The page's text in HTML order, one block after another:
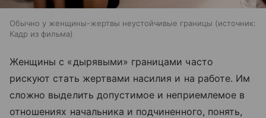
Обычно у женщины-жертвы неустойчивые границы
источник:
Кадр из фильма
Женщины с «дырявыми» границами часто
рискуют стать жертвами насилия и на работе. Им
сложно выделить допустимое и неприемлемое в
отношениях начальника и подчиненного, понять,